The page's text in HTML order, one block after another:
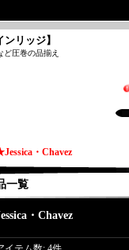
リッジ】
ど圧巻の品揃え
・Chavez
一覧
・Chavez